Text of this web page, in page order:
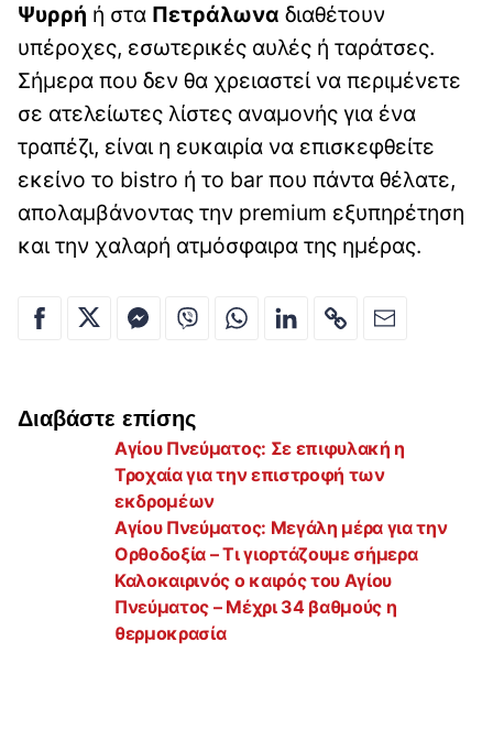
Ψυρρή ή στα Πετράλωνα διαθέτουν
υπέροχες, εσωτερικές αυλές ή ταράτσες.
Σήμερα που δεν θα χρειαστεί να περιμένετε
σε ατελείωτες λίστες αναμονής για ένα
τραπέζι, είναι η ευκαιρία να επισκεφθείτε
εκείνο το bistro ή το bar που πάντα θέλατε,
απολαμβάνοντας την premium εξυπηρέτηση
και την χαλαρή ατμόσφαιρα της ημέρας.
Διαβάστε επίσης
Αγίου Πνεύματος: Σε επιφυλακή η
Τροχαία για την επιστροφή των
εκδρομέων
Αγίου Πνεύματος: Μεγάλη μέρα για την
Ορθοδοξία – Τι γιορτάζουμε σήμερα
Καλοκαιρινός ο καιρός του Αγίου
Πνεύματος – Μέχρι 34 βαθμούς η
θερμοκρασία